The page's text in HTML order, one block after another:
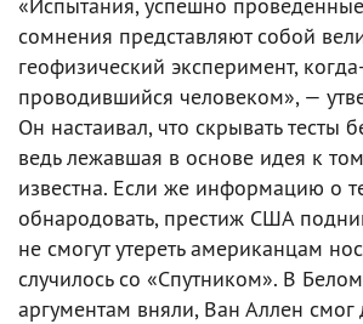
сомнения представляют собой
геофизический эксперимент,
проводившийся человеком», —
Он настаивал, что скрывать тесты
ведь лежавшая в основе идея к
известна. Если же информацию о
обнародовать, престиж США
не смогут утереть американцам
случилось со «Спутником». В
аргументам вняли, Ван Аллен смог